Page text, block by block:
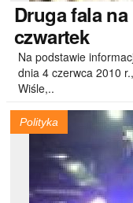
Drugafala na
czwartek
Na podstawie
dnia 4 czerwca 2010
Wiśle,..
Polityka